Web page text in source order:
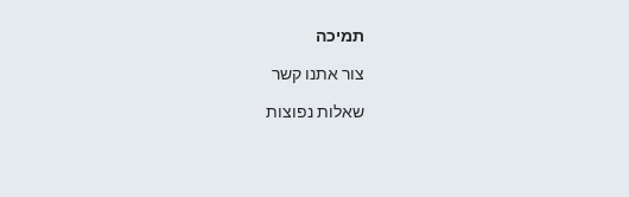
תמיכה
צור אתנו קשר
שאלות נפוצות